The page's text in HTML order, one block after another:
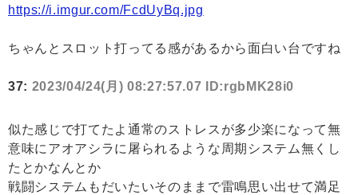
https://i.imgur.com/FcdUyBq.jpg
ちゃんとスロット打ってる感があるから面白い台ですね
37: 2023/04/24(月) 08:27:57.07 ID:rgbMK28i0
似た感じで打てたよ通常のストレスが多少楽になって無
意味にアオアシラに屠られるような周期システム無くし
たとかなんとか
戦闘システムもだいたいそのままで雷鳴思い出せて満足